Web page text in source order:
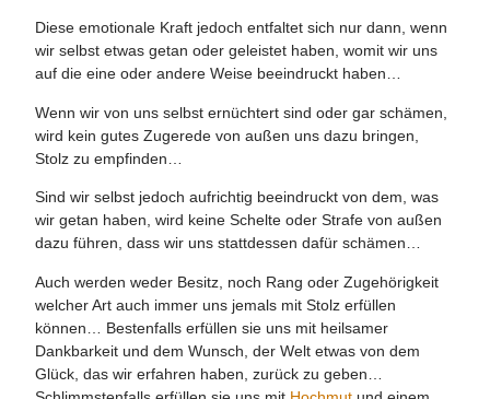
Diese emotionale Kraft jedoch entfaltet sich nur dann, wenn
wir selbst etwas getan oder geleistet haben, womit wir uns
auf die eine oder andere Weise beeindruckt haben…
Wenn wir von uns selbst ernüchtert sind oder gar schämen,
wird kein gutes Zugerede von außen uns dazu bringen,
Stolz zu empfinden…
Sind wir selbst jedoch aufrichtig beeindruckt von dem, was
wir getan haben, wird keine Schelte oder Strafe von außen
dazu führen, dass wir uns stattdessen dafür schämen…
Auch werden weder Besitz, noch Rang oder Zugehörigkeit
welcher Art auch immer uns jemals mit Stolz erfüllen
können… Bestenfalls erfüllen sie uns mit heilsamer
Dankbarkeit und dem Wunsch, der Welt etwas von dem
Glück, das wir erfahren haben, zurück zu geben…